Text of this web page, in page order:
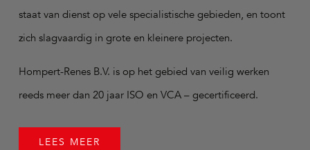
staat van dienst op vele specialistische gebieden, en toont
zich slagvaardig in grote en kleinere projecten.
Hompert-Renes B.V. is op het gebied van veilig werken
reeds meer dan 20 jaar ISO en VCA – gecertificeerd.
LEES MEER